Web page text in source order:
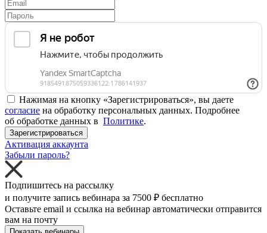
Нажимая на кнопку «Зарегистрироваться», вы даете
согласие на обработку персональных данных. Подробнее
об обработке данных в Политике.
Зарегистрироваться
Активация аккаунта
Забыли пароль?
Подпишитесь на рассылку
и получите запись вебинара за 7500 ₽ бесплатно
Оставьте email и ссылка на вебинар автоматически отправится
вам на почту